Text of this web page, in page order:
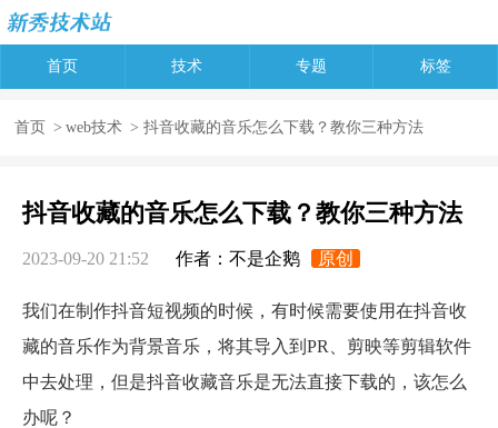
首页 技术 专题 标签
首页 > web技术 > 抖音收藏的音乐怎么下载？教你三种方法
抖音收藏的音乐怎么下载？教你三种方法
2023-09-20 21:52 作者：不是企鹅 原创
我们在制作抖音短视频的时候，有时候需要使用在抖音收
藏的音乐作为背景音乐，将其导入到PR、剪映等剪辑软件
中去处理，但是抖音收藏音乐是无法直接下载的，该怎么
办呢？